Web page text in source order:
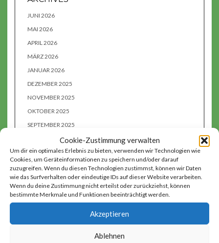
Cookie-Zustimmung verwalten
Um dir ein optimales Erlebnis zu bieten, verwenden wir Technologien wie
Cookies, um Geräteinformationen zu speichern und/oder darauf
zuzugreifen. Wenn du diesen Technologien zustimmst, können wir Daten
wie das Surfverhalten oder eindeutige IDs auf dieser Website verarbeiten.
Wenn du deine Zustimmung nicht erteilst oder zurückziehst, können
bestimmte Merkmale und Funktionen beeinträchtigt werden.
Akzeptieren
Ablehnen
JUNI 2026
MAI 2026
APRIL 2026
MÄRZ 2026
JANUAR 2026
DEZEMBER 2025
NOVEMBER 2025
OKTOBER 2025
SEPTEMBER 2025
AUGUST 2025
JUNI 2025
MAI 2025
APRIL 2025
MÄRZ 2025